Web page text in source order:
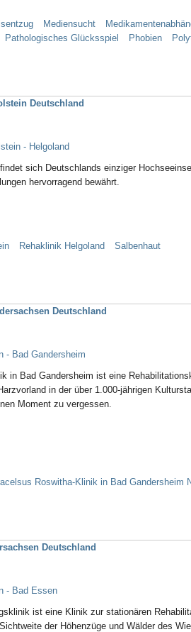
Mediensucht
Pathologisches Glücksspiel Phobien
Deutschland
- Helgoland
sich Deutschlands einziger
hervorragend bewährt.
Rehaklinik Helgoland Salbenhaut
Deutschland
- Bad Gandersheim
in Bad Gandersheim ist eine
in der über 1.000-jährigen
Moment zu vergessen.
Roswitha-Klinik in Bad Gandersheim
Deutschland
- Bad Essen
ist eine Klinik zur stationären
der Höhenzüge und Wälder des